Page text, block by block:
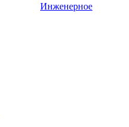
Инженерное